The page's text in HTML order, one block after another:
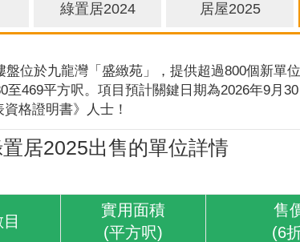
綠置居2024 居屋2025
位於九龍灣「盛緻苑」，提供超過800個新單
469平方呎。項目預計關鍵日期為2026年9月
格證明書》人士！
居2025出售的單位詳情
實用面積
(平方呎)
售
(6